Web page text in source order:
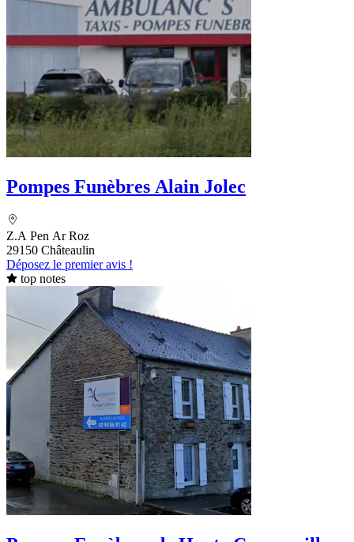
Pompes Funèbres Alain Jolec
Z.A Pen Ar Roz
29150 Châteaulin
Déposez le premier avis !
top notes